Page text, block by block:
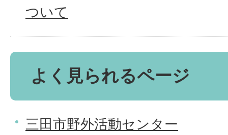
ついて
よく見られるページ
三田市野外活動センター